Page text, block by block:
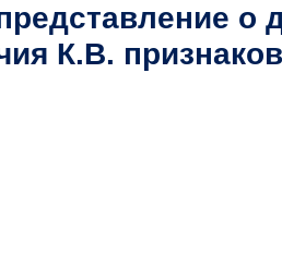
о
К.В. признаков